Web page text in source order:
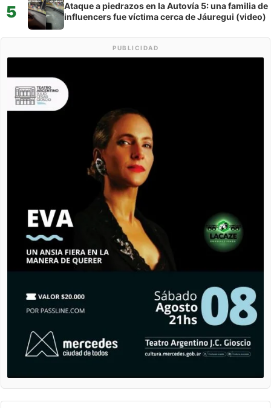
5
Ataque a piedrazos en la Autovía 5: una familia de
influencers fue víctima cerca de Jáuregui (video)
PUBLICIDAD